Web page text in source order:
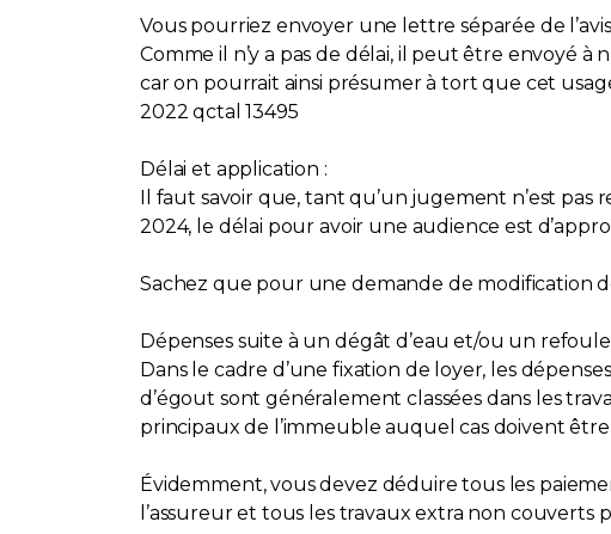
Vous pourriez envoyer une lettre séparée de
Comme il n’y a pas de délai, il peut être envoyé
car on pourrait ainsi présumer à tort que cet
2022 qctal 13495
Délai et application :
Il faut savoir que, tant qu’un jugement n’est pas
2024, le délai pour avoir une audience est
Sachez que pour une demande de modification
Dépenses suite à un dégât d’eau et/ou un
Dans le cadre d’une fixation de loyer, les
d’égout sont généralement classées dans les
principaux de l’immeuble auquel cas doivent
Évidemment, vous devez déduire tous les
l’assureur et tous les travaux extra non couverts